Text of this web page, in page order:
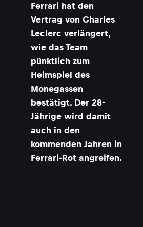
Ferrari hat den
Vertrag von Charles
Leclerc verlängert,
wie das Team
pünktlich zum
Heimspiel des
Monegassen
bestätigt. Der 28-
Jährige wird damit
auch in den
kommenden Jahren in
Ferrari-Rot angreifen.